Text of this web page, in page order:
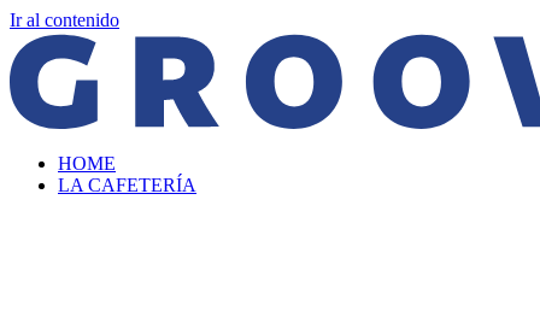
Ir al contenido
HOME
LA CAFETERÍA